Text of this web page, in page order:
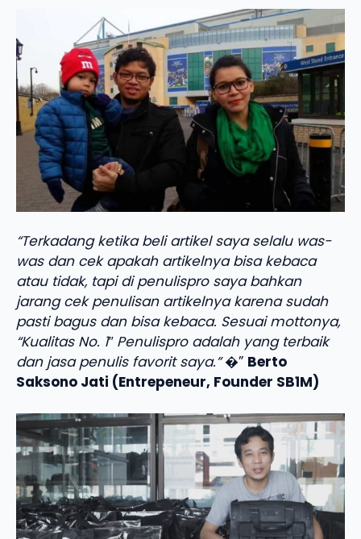
“Terkadang ketika beli artikel saya selalu was-
was dan cek apakah artikelnya bisa kebaca
atau tidak, tapi di penulispro saya bahkan
jarang cek penulisan artikelnya karena sudah
pasti bagus dan bisa kebaca. Sesuai mottonya,
“Kualitas No. 1″ Penulispro adalah yang terbaik
dan jasa penulis favorit saya.”�” Berto
Saksono Jati (Entrepeneur, Founder SB1M)